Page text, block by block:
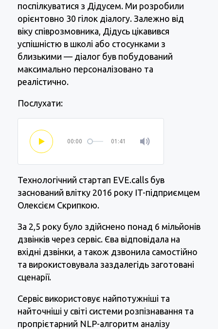
поспілкуватися з Дідусем. Ми розробили
орієнтовно 30 гілок діалогу. Залежно від
віку співрозмовника, Дідусь цікавився
успішністю в школі або стосунками з
близькими — діалог був побудований
максимально персоналізовано та
реалістично.
Послухати:
00:00 01:41
Технологічний стартап EVE.calls був
заснований влітку 2016 року IT-підприємцем
Олексієм Скрипкою.
За 2,5 року було здійснено понад 6 мільйонів
дзвінків через сервіс. Єва відповідала на
вхідні дзвінки, а також дзвонила самостійно
та вирокистовувала заздалегідь заготовані
сценарії.
Сервіс використовує найпотужніші та
найточніші у світі системи розпізнавання та
пропрієтарний NLP-алгоритм аналізу